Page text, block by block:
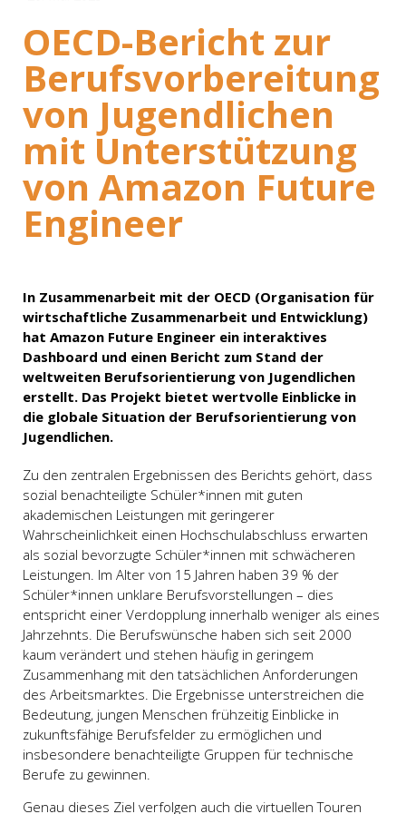
OECD-Bericht zur
Berufsvorbereitung
von Jugendlichen
mit Unterstützung
von Amazon Future
Engineer
In Zusammenarbeit mit der OECD (Organisation für
wirtschaftliche Zusammenarbeit und Entwicklung)
hat Amazon Future Engineer ein interaktives
Dashboard und einen Bericht zum Stand der
weltweiten Berufsorientierung von Jugendlichen
erstellt. Das Projekt bietet wertvolle Einblicke in
die globale Situation der Berufsorientierung von
Jugendlichen.
Zu den zentralen Ergebnissen des Berichts gehört, dass
sozial benachteiligte Schüler*innen mit guten
akademischen Leistungen mit geringerer
Wahrscheinlichkeit einen Hochschulabschluss erwarten
als sozial bevorzugte Schüler*innen mit schwächeren
Leistungen. Im Alter von 15 Jahren haben 39 % der
Schüler*innen unklare Berufsvorstellungen – dies
entspricht einer Verdopplung innerhalb weniger als eines
Jahrzehnts. Die Berufswünsche haben sich seit 2000
kaum verändert und stehen häufig in geringem
Zusammenhang mit den tatsächlichen Anforderungen
des Arbeitsmarktes. Die Ergebnisse unterstreichen die
Bedeutung, jungen Menschen frühzeitig Einblicke in
zukunftsfähige Berufsfelder zu ermöglichen und
insbesondere benachteiligte Gruppen für technische
Berufe zu gewinnen.
Genau dieses Ziel verfolgen auch die virtuellen Touren